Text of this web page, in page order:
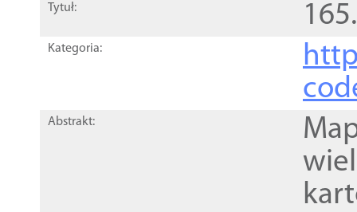
Tytuł:
Kategoria:
Abstrakt: